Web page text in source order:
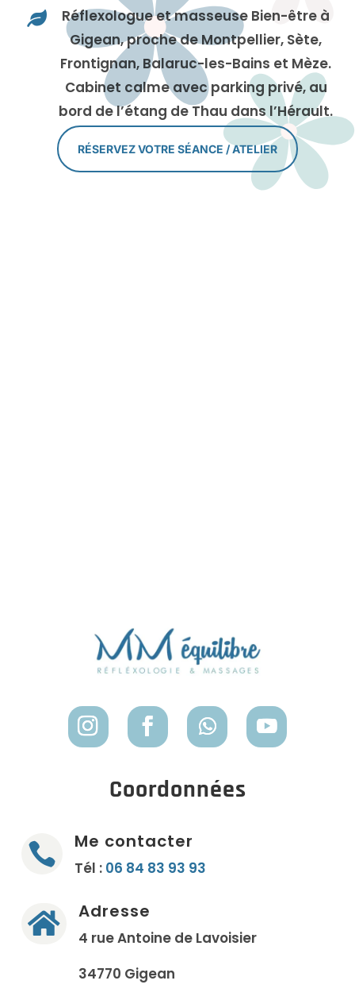

Réflexologue et masseuse Bien-être à
Gigean, proche de Montpellier, Sète,
Frontignan, Balaruc-les-Bains et Mèze.
Cabinet calme avec parking privé, au
bord de l’étang de Thau dans l’Hérault.
RÉSERVEZ VOTRE SÉANCE / ATELIER
Coordonnées
 Me contacter
Tél : 06 84 83 93 93
 Adresse
4 rue Antoine de Lavoisier
34770 Gigean